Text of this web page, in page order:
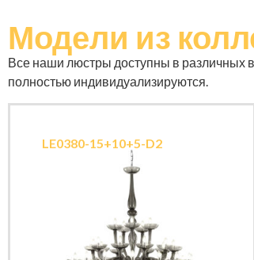
Модели из
Все наши люстры доступны в различных
полностью индивидуализируются.
LE0380-15+10+5-D2